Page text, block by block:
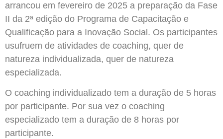
arrancou em fevereiro de 2025 a preparação da Fase
II da 2ª edição do Programa de Capacitação e
Qualificação para a Inovação Social. Os participantes
usufruem de atividades de coaching, quer de
natureza individualizada, quer de natureza
especializada.
O coaching individualizado tem a duração de 5 horas
por participante. Por sua vez o coaching
especializado tem a duração de 8 horas por
participante.